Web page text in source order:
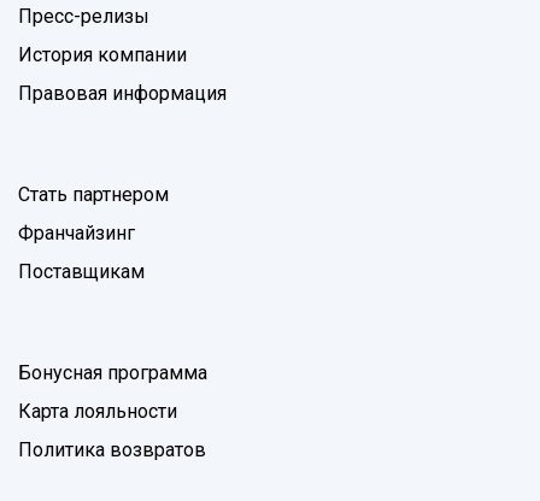
Пресс-релизы
История компании
Правовая информация
Стать партнером
Франчайзинг
Поставщикам
Бонусная программа
Карта лояльности
Политика возвратов